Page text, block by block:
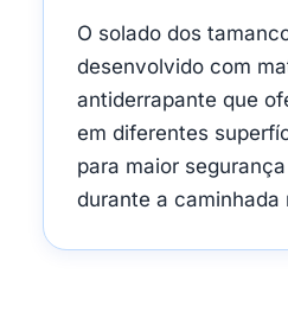
O solado dos
desenvolvido com
antiderrapante que
em diferentes
para maior
durante a caminhada